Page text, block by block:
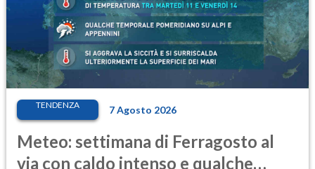
TENDENZA 7 Agosto 2026
Meteo: settimana di Ferragosto al
via con caldo intenso e qualche